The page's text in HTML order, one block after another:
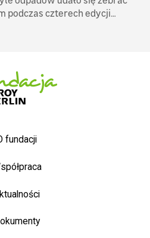
podczas czterech edycji
fundacji